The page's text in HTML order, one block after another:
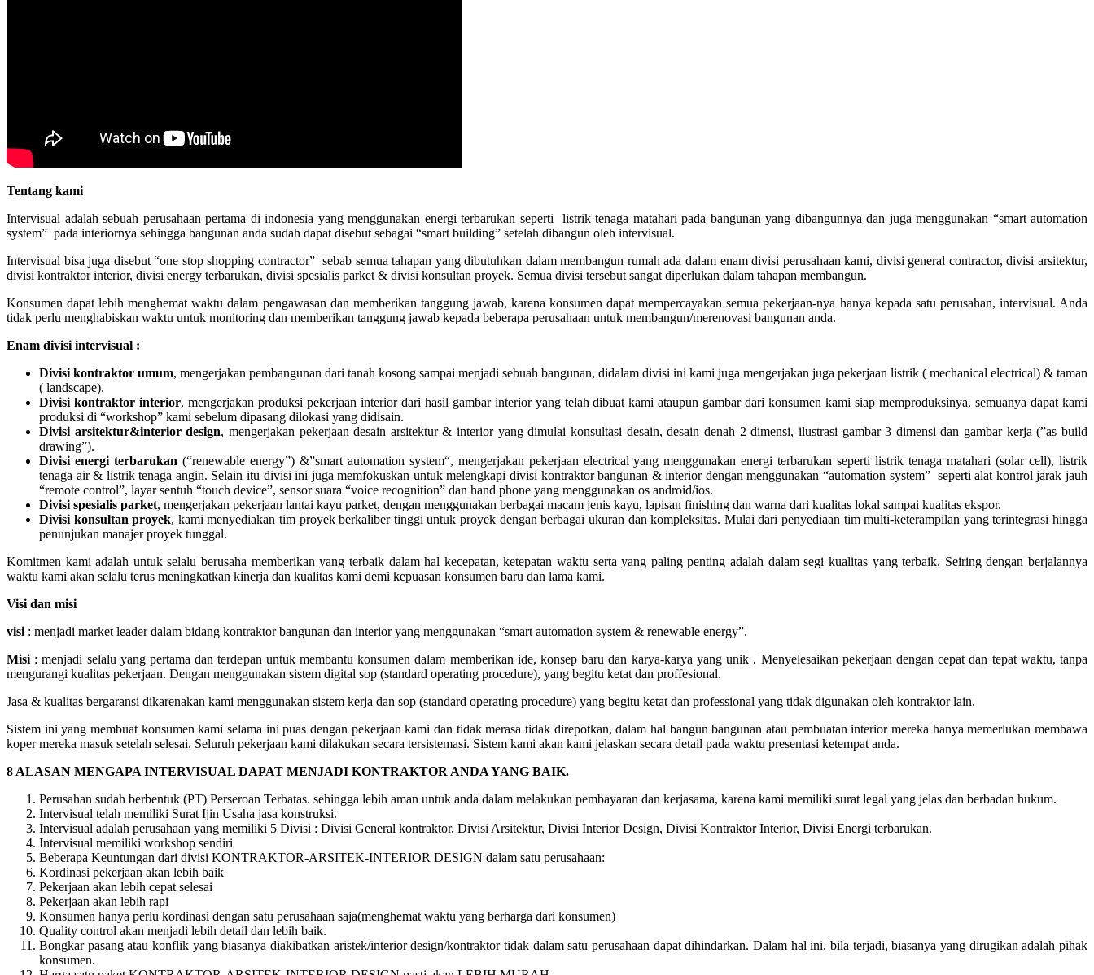
Tentang kami
Intervisual adalah sebuah perusahaan pertama di indonesia yang menggunakan energi terbarukan seperti listrik tenaga matahari pada bangunan yang dibangunnya dan juga menggunakan “smart automation
system” pada interiornya sehingga bangunan anda sudah dapat disebut sebagai “smart building” setelah dibangun oleh intervisual.
Intervisual bisa juga disebut “one stop shopping contractor” sebab semua tahapan yang dibutuhkan dalam membangun rumah ada dalam enam divisi perusahaan kami, divisi general contractor, divisi arsitektur,
divisi kontraktor interior, divisi energy terbarukan, divisi spesialis parket & divisi konsultan proyek. Semua divisi tersebut sangat diperlukan dalam tahapan membangun.
Konsumen dapat lebih menghemat waktu dalam pengawasan dan memberikan tanggung jawab, karena konsumen dapat mempercayakan semua pekerjaan-nya hanya kepada satu perusahan, intervisual. Anda
tidak perlu menghabiskan waktu untuk monitoring dan memberikan tanggung jawab kepada beberapa perusahaan untuk membangun/merenovasi bangunan anda.
Enam divisi intervisual :
Divisi kontraktor umum, mengerjakan pembangunan dari tanah kosong sampai menjadi sebuah bangunan, didalam divisi ini kami juga mengerjakan juga pekerjaan listrik ( mechanical electrical) & taman
( landscape).
Divisi kontraktor interior, mengerjakan produksi pekerjaan interior dari hasil gambar interior yang telah dibuat kami ataupun gambar dari konsumen kami siap memproduksinya, semuanya dapat kami
produksi di “workshop” kami sebelum dipasang dilokasi yang didisain.
Divisi arsitektur&interior design, mengerjakan pekerjaan desain arsitektur & interior yang dimulai konsultasi desain, desain denah 2 dimensi, ilustrasi gambar 3 dimensi dan gambar kerja (”as build
drawing”).
Divisi energi terbarukan (“renewable energy”) &”smart automation system“, mengerjakan pekerjaan electrical yang menggunakan energi terbarukan seperti listrik tenaga matahari (solar cell), listrik
tenaga air & listrik tenaga angin. Selain itu divisi ini juga memfokuskan untuk melengkapi divisi kontraktor bangunan & interior dengan menggunakan “automation system” seperti alat kontrol jarak jauh
“remote control”, layar sentuh “touch device”, sensor suara “voice recognition” dan hand phone yang menggunakan os android/ios.
Divisi spesialis parket, mengerjakan pekerjaan lantai kayu parket, dengan menggunakan berbagai macam jenis kayu, lapisan finishing dan warna dari kualitas lokal sampai kualitas ekspor.
Divisi konsultan proyek, kami menyediakan tim proyek berkaliber tinggi untuk proyek dengan berbagai ukuran dan kompleksitas. Mulai dari penyediaan tim multi-keterampilan yang terintegrasi hingga
penunjukan manajer proyek tunggal.
Komitmen kami adalah untuk selalu berusaha memberikan yang terbaik dalam hal kecepatan, ketepatan waktu serta yang paling penting adalah dalam segi kualitas yang terbaik. Seiring dengan berjalannya
waktu kami akan selalu terus meningkatkan kinerja dan kualitas kami demi kepuasan konsumen baru dan lama kami.
Visi dan misi
visi : menjadi market leader dalam bidang kontraktor bangunan dan interior yang menggunakan “smart automation system & renewable energy”.
Misi : menjadi selalu yang pertama dan terdepan untuk membantu konsumen dalam memberikan ide, konsep baru dan karya-karya yang unik . Menyelesaikan pekerjaan dengan cepat dan tepat waktu, tanpa
mengurangi kualitas pekerjaan. Dengan menggunakan sistem digital sop (standard operating procedure), yang begitu ketat dan proffesional.
Jasa & kualitas bergaransi dikarenakan kami menggunakan sistem kerja dan sop (standard operating procedure) yang begitu ketat dan professional yang tidak digunakan oleh kontraktor lain.
Sistem ini yang membuat konsumen kami selama ini puas dengan pekerjaan kami dan tidak merasa tidak direpotkan, dalam hal bangun bangunan atau pembuatan interior mereka hanya memerlukan membawa
koper mereka masuk setelah selesai. Seluruh pekerjaan kami dilakukan secara tersistemasi. Sistem kami akan kami jelaskan secara detail pada waktu presentasi ketempat anda.
8 ALASAN MENGAPA INTERVISUAL DAPAT MENJADI KONTRAKTOR ANDA YANG BAIK.
Perusahan sudah berbentuk (PT) Perseroan Terbatas. sehingga lebih aman untuk anda dalam melakukan pembayaran dan kerjasama, karena kami memiliki surat legal yang jelas dan berbadan hukum.
Intervisual telah memiliki Surat Ijin Usaha jasa konstruksi.
Intervisual adalah perusahaan yang memiliki 5 Divisi : Divisi General kontraktor, Divisi Arsitektur, Divisi Interior Design, Divisi Kontraktor Interior, Divisi Energi terbarukan.
Intervisual memiliki workshop sendiri
Beberapa Keuntungan dari divisi KONTRAKTOR-ARSITEK-INTERIOR DESIGN dalam satu perusahaan:
Kordinasi pekerjaan akan lebih baik
Pekerjaan akan lebih cepat selesai
Pekerjaan akan lebih rapi
Konsumen hanya perlu kordinasi dengan satu perusahaan saja(menghemat waktu yang berharga dari konsumen)
Quality control akan menjadi lebih detail dan lebih baik.
Bongkar pasang atau konflik yang biasanya diakibatkan aristek/interior design/kontraktor tidak dalam satu perusahaan dapat dihindarkan. Dalam hal ini, bila terjadi, biasanya yang dirugikan adalah pihak
konsumen.